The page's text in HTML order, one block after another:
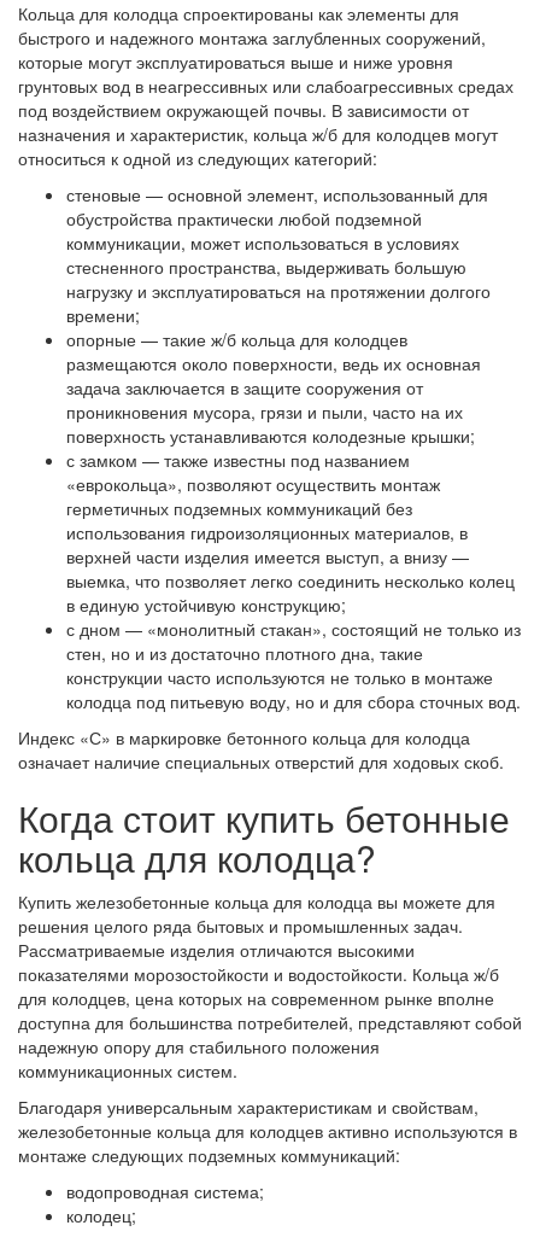
Кольца для колодца спроектированы как элементы для
быстрого и надежного монтажа заглубленных сооружений,
которые могут эксплуатироваться выше и ниже уровня
грунтовых вод в неагрессивных или слабоагрессивных средах
под воздействием окружающей почвы. В зависимости от
назначения и характеристик, кольца ж/б для колодцев могут
относиться к одной из следующих категорий:
стеновые — основной элемент, использованный для
обустройства практически любой подземной
коммуникации, может использоваться в условиях
стесненного пространства, выдерживать большую
нагрузку и эксплуатироваться на протяжении долгого
времени;
опорные — такие ж/б кольца для колодцев
размещаются около поверхности, ведь их основная
задача заключается в защите сооружения от
проникновения мусора, грязи и пыли, часто на их
поверхность устанавливаются колодезные крышки;
с замком — также известны под названием
«еврокольца», позволяют осуществить монтаж
герметичных подземных коммуникаций без
использования гидроизоляционных материалов, в
верхней части изделия имеется выступ, а внизу —
выемка, что позволяет легко соединить несколько колец
в единую устойчивую конструкцию;
с дном — «монолитный стакан», состоящий не только из
стен, но и из достаточно плотного дна, такие
конструкции часто используются не только в монтаже
колодца под питьевую воду, но и для сбора сточных вод.
Индекс «С» в маркировке бетонного кольца для колодца
означает наличие специальных отверстий для ходовых скоб.
Когда стоит купить бетонные
кольца для колодца?
Купить железобетонные кольца для колодца вы можете для
решения целого ряда бытовых и промышленных задач.
Рассматриваемые изделия отличаются высокими
показателями морозостойкости и водостойкости. Кольца ж/б
для колодцев, цена которых на современном рынке вполне
доступна для большинства потребителей, представляют собой
надежную опору для стабильного положения
коммуникационных систем.
Благодаря универсальным характеристикам и свойствам,
железобетонные кольца для колодцев активно используются в
монтаже следующих подземных коммуникаций:
водопроводная система;
колодец;